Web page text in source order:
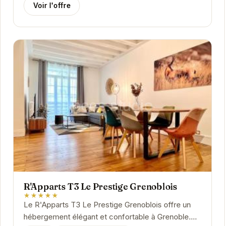
Voir l'offre
R'Apparts T3 Le Prestige Grenoblois
★★★★★
Le R'Apparts T3 Le Prestige Grenoblois offre un
hébergement élégant et confortable à Grenoble.